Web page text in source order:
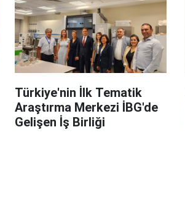
Türkiye'nin İlk Tematik
Araştırma Merkezi İBG'de
Gelişen İş Birliği